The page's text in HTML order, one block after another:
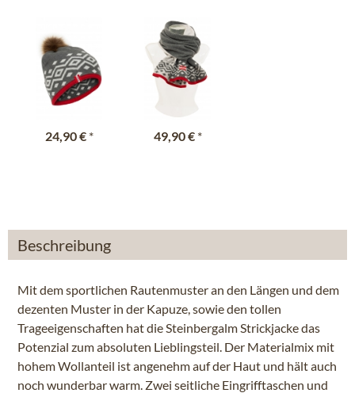
24,90 € * 49,90 € *
Beschreibung
Mit dem sportlichen Rautenmuster an den Längen und dem
dezenten Muster in der Kapuze, sowie den tollen
Trageeigenschaften hat die Steinbergalm Strickjacke das
Potenzial zum absoluten Lieblingsteil. Der Materialmix mit
hohem Wollanteil ist angenehm auf der Haut und hält auch
noch wunderbar warm. Zwei seitliche Eingrifftaschen und